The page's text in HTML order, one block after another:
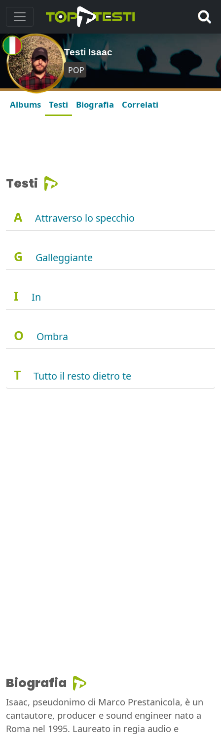
Testi Isaac
POP
Albums Testi Biografia Correlati
Testi
A Attraverso lo specchio
G Galleggiante
I In
O Ombra
T Tutto il resto dietro te
Biografia
Isaac, pseudonimo di Marco Prestanicola, è un
cantautore, producer e sound engineer nato a
Roma nel 1995. Laureato in regia audio e